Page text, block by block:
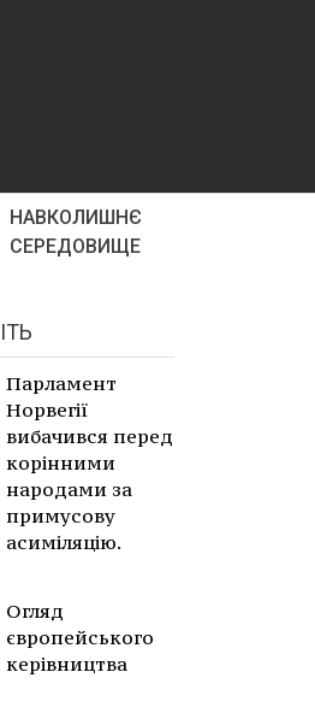
НАВКОЛИШНЄ
СЕРЕДОВИЩЕ
Парламент
Норвегії
вибачився перед
корінними
народами за
примусову
асиміляцію.
Огляд
європейського
керівництва